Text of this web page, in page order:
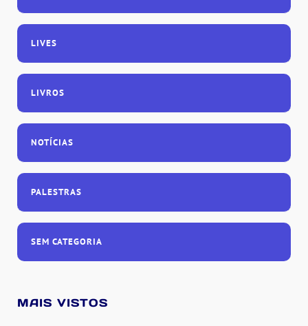
LIVES
LIVROS
NOTÍCIAS
PALESTRAS
SEM CATEGORIA
MAIS VISTOS